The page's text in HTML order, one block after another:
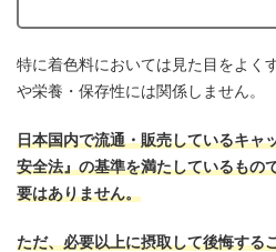
特に着色料においては見た目をよく
や栄養・保存性には関係しません。
日本国内で流通・販売しているキャ
安全法』の基準を満たしているもの
要はありません。
ただ、必要以上に摂取して後悔する